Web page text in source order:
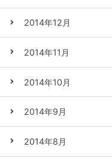
2014年12月
2014年11月
2014年10月
2014年9月
2014年8月